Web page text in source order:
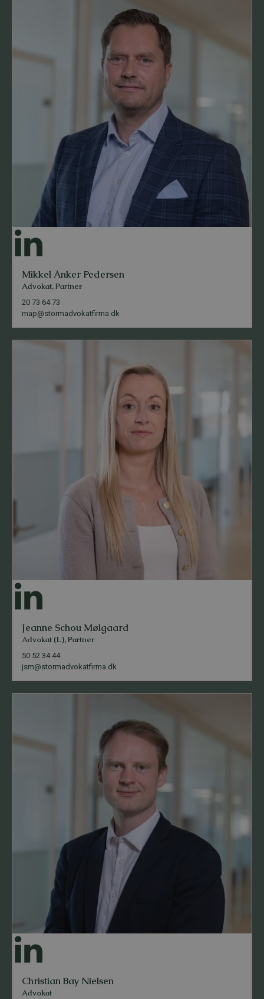
Mikkel Anker Pedersen
Advokat, Partner
20 73 64 73
map@stormadvokatfirma.dk
Jeanne Schou Mølgaard
Advokat (L), Partner
50 52 34 44
jsm@stormadvokatfirma.dk
Christian Bay Nielsen
Advokat